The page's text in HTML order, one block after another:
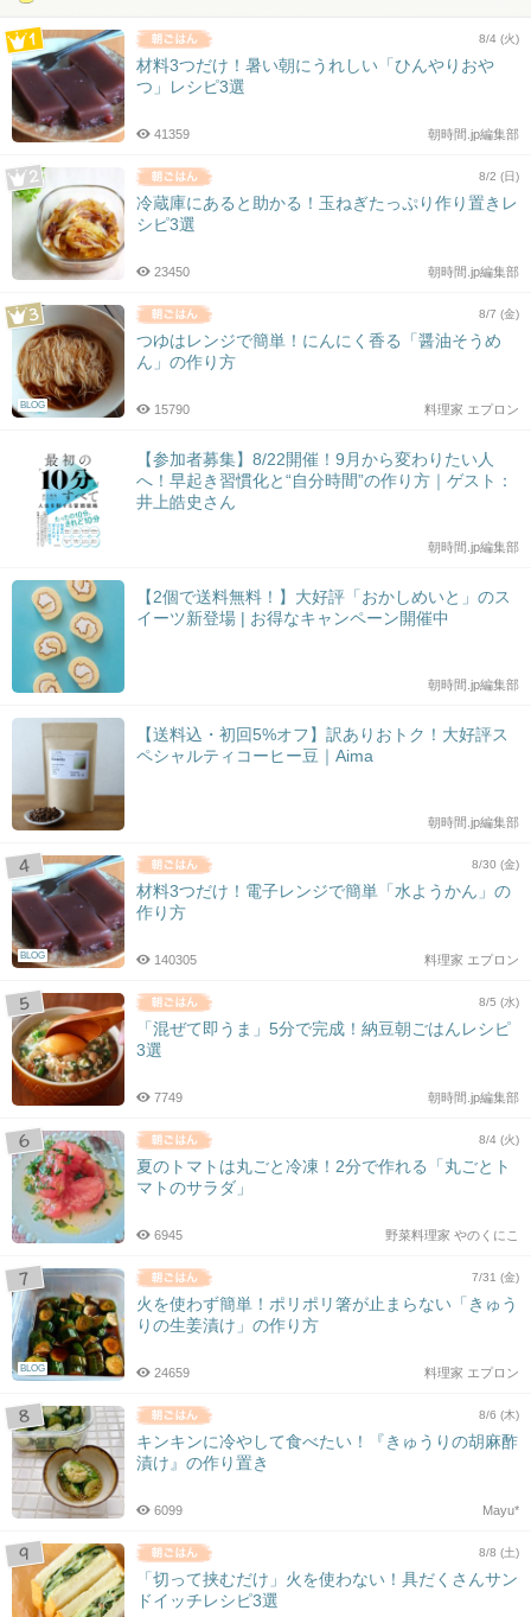
8/4 (火)
材料3つだけ！暑い朝にうれしい「ひんやりおや
つ」レシピ3選
朝時間.jp編集部
41359
8/2 (日)
冷蔵庫にあると助かる！玉ねぎたっぷり作り置きレ
シピ3選
朝時間.jp編集部
23450
BLOG
8/7 (金)
つゆはレンジで簡単！にんにく香る「醤油そうめ
ん」の作り方
料理家 エプロン
15790
【参加者募集】8/22開催！9月から変わりたい人
へ！早起き習慣化と“自分時間”の作り方｜ゲスト：
井上皓史さん
朝時間.jp編集部
【2個で送料無料！】大好評「おかしめいと」のス
イーツ新登場 | お得なキャンペーン開催中
朝時間.jp編集部
【送料込・初回5%オフ】訳ありおトク！大好評ス
ペシャルティコーヒー豆｜Aima
朝時間.jp編集部
BLOG
8/30 (金)
材料3つだけ！電子レンジで簡単「水ようかん」の
作り方
料理家 エプロン
140305
8/5 (水)
「混ぜて即うま」5分で完成！納豆朝ごはんレシピ
3選
朝時間.jp編集部
7749
8/4 (火)
夏のトマトは丸ごと冷凍！2分で作れる「丸ごとト
マトのサラダ」
野菜料理家 やのくにこ
6945
BLOG
7/31 (金)
火を使わず簡単！ポリポリ箸が止まらない「きゅう
りの生姜漬け」の作り方
料理家 エプロン
24659
8/6 (木)
キンキンに冷やして食べたい！『きゅうりの胡麻酢
漬け』の作り置き
Mayu*
6099
8/8 (土)
「切って挟むだけ」火を使わない！具だくさんサン
ドイッチレシピ3選